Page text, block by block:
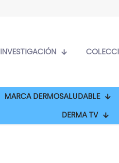
INVESTIGACIÓN
MARCA DERMOSALUDABLE
DERMA TV